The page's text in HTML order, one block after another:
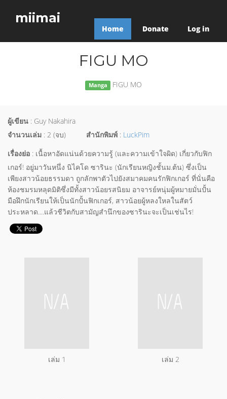
miimai
Home Donate Log in
FIGU MO
Manga FIGU MO
ผู้เขียน : Guy Nakahira
จำนวนเล่ม : 2 (จบ) สำนักพิมพ์ : LuckPim
เรื่องย่อ : เนื้อหาอัดแน่นด้วยความรู้ (และความเข้าใจผิด) เกี่ยวกับฟิก
เกอร์! อยู่มาวันหนึ่ง นิไคโด ซารินะ (นักเรียนหญิงชั้นม.ต้น) ซึ่งเป็น
เพียงสาวน้อยธรรมดา ถูกลักพาตัวไปยังสมาคมคนรักฟิกเกอร์ ที่นั่นคือ
ห้องชมรมหลุดมิติซึ่งมีทั้งสาวน้อยรสนิยม อาจารย์หนุ่มผู้หมายมั่นปั้น
มือฝึกนักเรียนให้เป็นนักปั้นฟิกเกอร์, สาวน้อยผู้หลงใหลในสัตว์
ประหลาด....แล้วชีวิตกับสามัญสำนึกของซารินะจะเป็นเช่นไร!
เล่ม 1 เล่ม 2